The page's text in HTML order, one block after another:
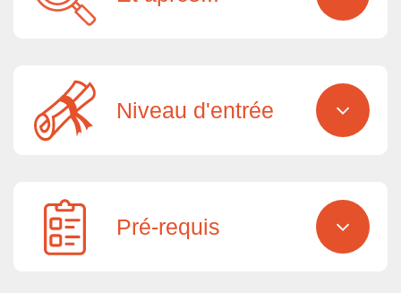
Niveau d'entrée
Pré-requis